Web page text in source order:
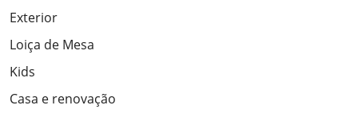
Exterior
Loiça de Mesa
Kids
Casa e renovação